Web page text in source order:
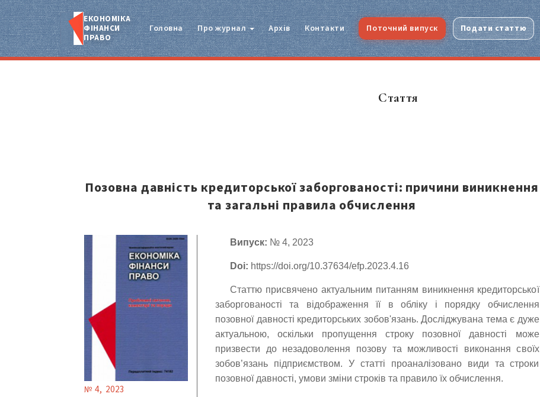
ЕКОНОМІКА
ФІНАНСИ
ПРАВО
Головна Про журнал Архів Контакти Поточний випуск Подати статтю
Стаття
Позовна давність кредиторської заборгованості: причини виникнення
та загальні правила обчислення
№ 4, 2023
Випуск: № 4, 2023
Doi: https://doi.org/10.37634/efp.2023.4.16
Статтю присвячено актуальним питанням виникнення кредиторської
заборгованості та відображення її в обліку і порядку обчислення
позовної давності кредиторських зобов'язань. Досліджувана тема є дуже
актуальною, оскільки пропущення строку позовної давності може
призвести до незадоволення позову та можливості виконання своїх
зобов’язань підприємством. У статті проаналізовано види та строки
позовної давності, умови зміни строків та правило їх обчислення.